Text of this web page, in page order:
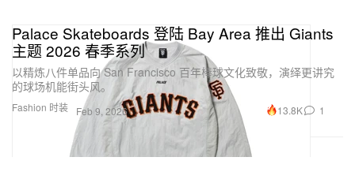
Fashion 时装
Palace Skateboards 登陆 Bay Area 推出 Giants
主题 2026 春季系列
以精炼八件单品向 San Francisco 百年棒球文化致敬，演绎更讲究
的球场机能街头风。
Feb 9, 2026 13.8K 1